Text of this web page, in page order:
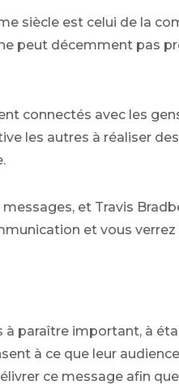
siècle est celui de la
peut décemment pas
connectés avec les
les autres à réaliser
et Travis
et vous
paraître important, à
à ce que leur
ce message afin